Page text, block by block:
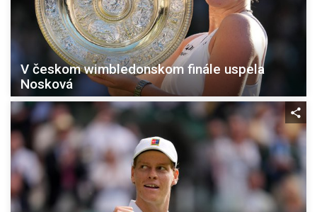
V českom wimbledonskom finále uspela
Nosková